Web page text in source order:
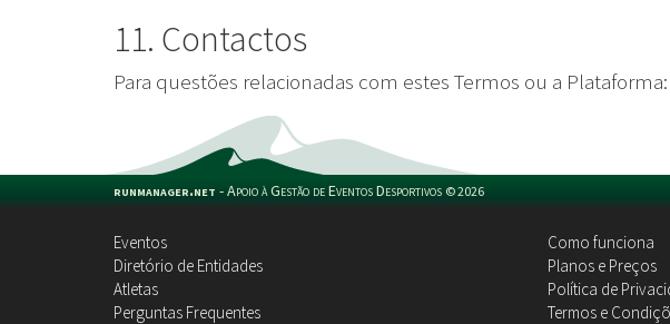
11. Contactos
Para questões relacionadas com estes Termos ou a Plataforma:
runmanager.net -Apoio à Gestão de Eventos Desportivos ©2026
Eventos
Diretório de Entidades
Atletas
Perguntas Frequentes
Como funciona
Planos e Preços
Política de
Termos e